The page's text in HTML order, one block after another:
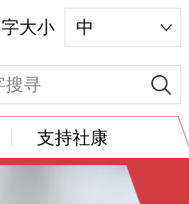
大小 中
支持社康